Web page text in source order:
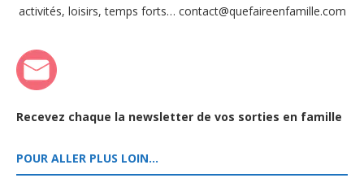
activités, loisirs, temps forts… contact@quefaireenfamille.com
Recevez chaque la newsletter de vos sorties en famille
POUR ALLER PLUS LOIN…